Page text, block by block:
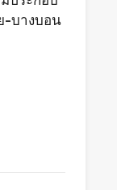
-บางบอน